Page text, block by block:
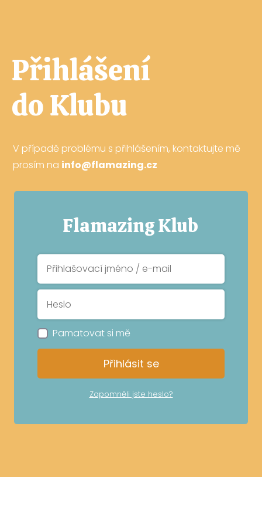
Přihlášení
do Klubu
V případě problému s přihlášením, kontaktujte mě
prosím na info@flamazing.cz
Flamazing Klub
Pamatovat si mě
Přihlásit se
Zapomněli jste heslo?